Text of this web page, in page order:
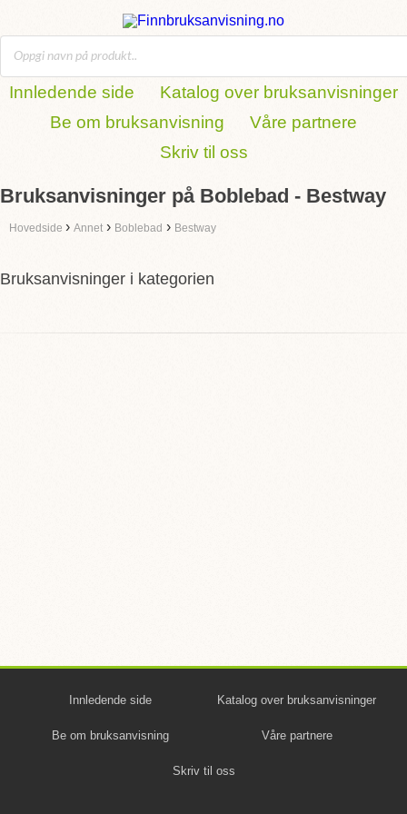
Innledende side
Katalog over bruksanvisninger
Be om bruksanvisning
Våre partnere
Skriv til oss
Bruksanvisninger på Boblebad - Bestway
Hovedside › Annet › Boblebad › Bestway
Bruksanvisninger i kategorien
Innledende side Katalog over bruksanvisninger
Be om bruksanvisning Våre partnere
Skriv til oss